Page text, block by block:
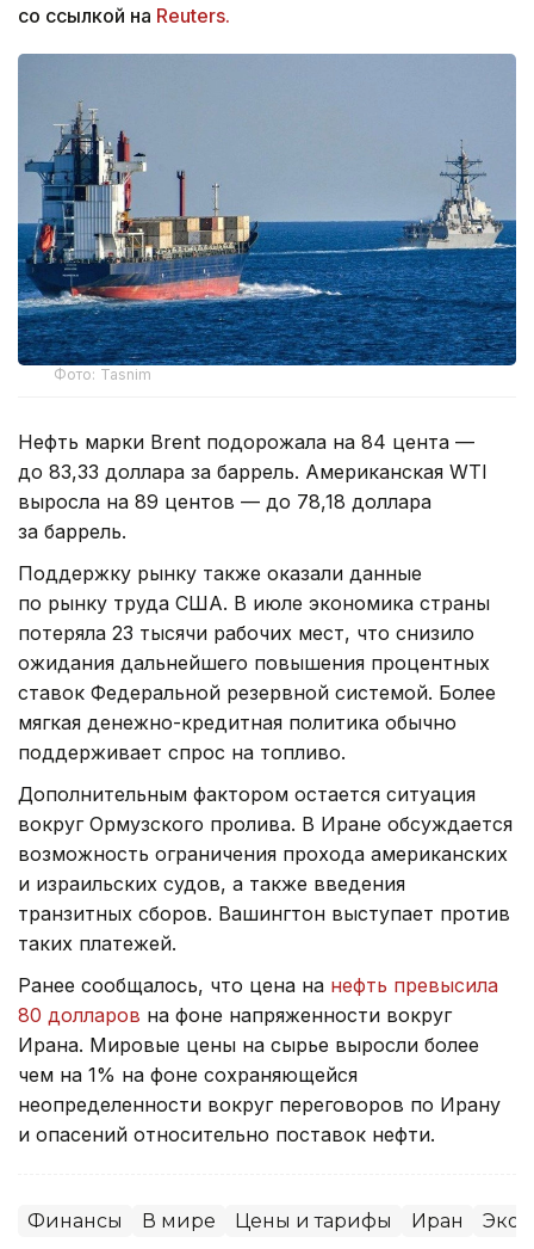
со ссылкой на Reuters.
Фото: Tasnim
Нефть марки Brent подорожала на 84 цента —
до 83,33 доллара за баррель. Американская WTI
выросла на 89 центов — до 78,18 доллара
за баррель.
Поддержку рынку также оказали данные
по рынку труда США. В июле экономика страны
потеряла 23 тысячи рабочих мест, что снизило
ожидания дальнейшего повышения процентных
ставок Федеральной резервной системой. Более
мягкая денежно-кредитная политика обычно
поддерживает спрос на топливо.
Дополнительным фактором остается ситуация
вокруг Ормузского пролива. В Иране обсуждается
возможность ограничения прохода американских
и израильских судов, а также введения
транзитных сборов. Вашингтон выступает против
таких платежей.
Ранее сообщалось, что цена на нефть превысила
80 долларов на фоне напряженности вокруг
Ирана. Мировые цены на сырье выросли более
чем на 1% на фоне сохраняющейся
неопределенности вокруг переговоров по Ирану
и опасений относительно поставок нефти.
Финансы В мире Цены и тарифы Иран